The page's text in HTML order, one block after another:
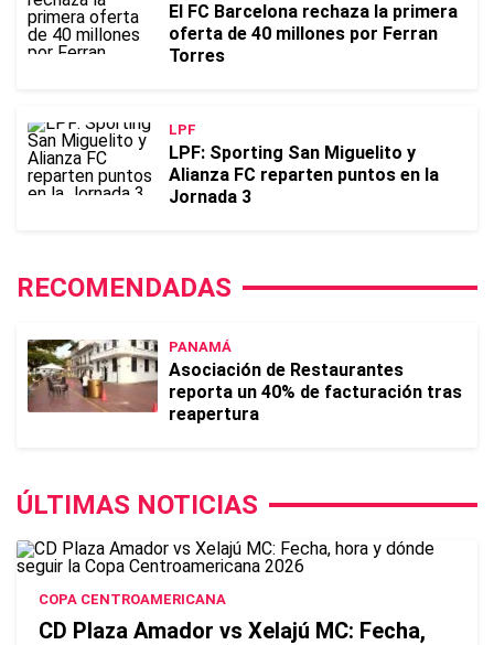
El FC Barcelona rechaza la primera
oferta de 40 millones por Ferran
Torres
LPF
LPF: Sporting San Miguelito y
Alianza FC reparten puntos en la
Jornada 3
RECOMENDADAS
PANAMÁ
Asociación de Restaurantes
reporta un 40% de facturación tras
reapertura
ÚLTIMAS NOTICIAS
COPA CENTROAMERICANA
CD Plaza Amador vs Xelajú MC: Fecha,